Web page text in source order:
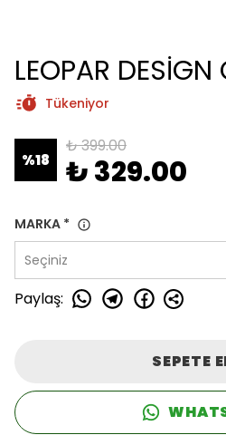
LEOPAR DESİGN
Tükeniyor
%18
₺ 399.00
₺ 329.00
MARKA *
Seçiniz
Paylaş:
SEPETE